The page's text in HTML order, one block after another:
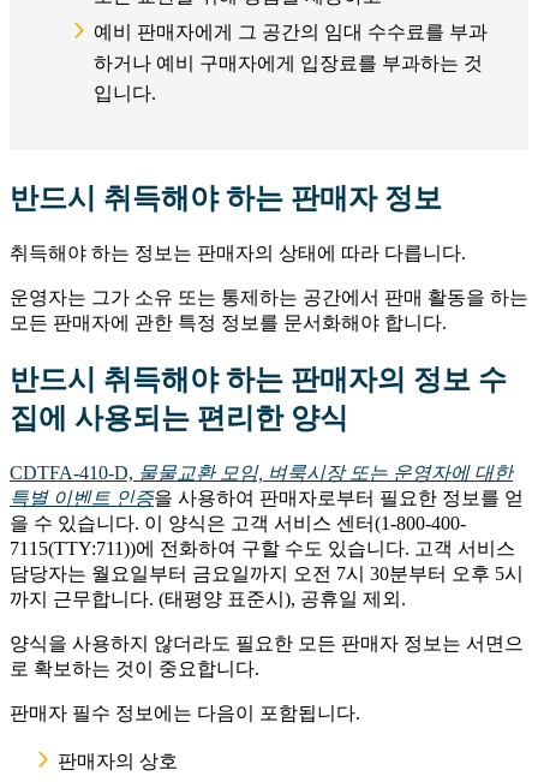
예비 판매자에게 그 공간의 임대 수수료를 부과
하거나 예비 구매자에게 입장료를 부과하는 것
입니다.
반드시 취득해야 하는 판매자 정보
취득해야 하는 정보는 판매자의 상태에 따라 다릅니다.
운영자는 그가 소유 또는 통제하는 공간에서 판매 활동을 하는
모든 판매자에 관한 특정 정보를 문서화해야 합니다.
반드시 취득해야 하는 판매자의 정보 수
집에 사용되는 편리한 양식
CDTFA‑410‑D, 물물교환 모임, 벼룩시장 또는 운영자에 대한
특별 이벤트 인증을 사용하여 판매자로부터 필요한 정보를 얻
을 수 있습니다. 이 양식은 고객 서비스 센터(1-800-400-
7115(TTY:711))에 전화하여 구할 수도 있습니다. 고객 서비스
담당자는 월요일부터 금요일까지 오전 7시 30분부터 오후 5시
까지 근무합니다. (태평양 표준시), 공휴일 제외.
양식을 사용하지 않더라도 필요한 모든 판매자 정보는 서면으
로 확보하는 것이 중요합니다.
판매자 필수 정보에는 다음이 포함됩니다.
판매자의 상호